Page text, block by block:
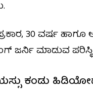
ಪ್ರಕಾರ, 30 ವರ್ಷ
ಜರ್ನಿ ಮಾಡುವ
ಕಂಡು